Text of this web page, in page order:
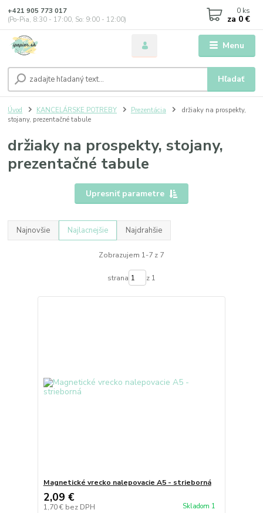
Menu
Hľadať
+421 905 773 017
(Po-Pia, 8:30 - 17:00, So: 9:00 - 12:00)
0 ks
za 0 €
Úvod KANCELÁRSKE POTREBY Prezentácia
držiaky na prospekty,
stojany, prezentačné tabule
držiaky na prospekty, stojany,
prezentačné tabule
Upresniť parametre
Najnovšie Najlacnejšie Najdrahšie
Zobrazujem 1-7 z 7
strana z 1
Magnetické vrecko nalepovacie A5 - strieborná
2,09 €
1,70 € bez DPH Skladom 1